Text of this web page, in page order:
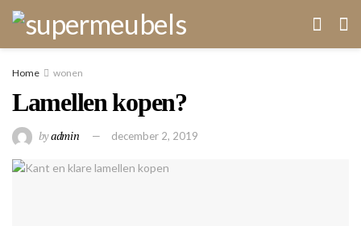
Home wonen
Lamellen kopen?
byadmin december 2, 2019